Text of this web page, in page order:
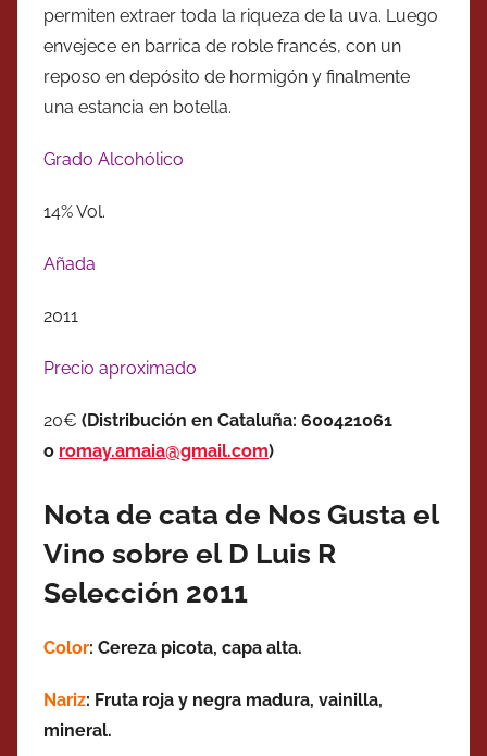
permiten extraer toda la riqueza de la uva. Luego
envejece en barrica de roble francés, con un
reposo en depósito de hormigón y finalmente
una estancia en botella.
Grado Alcohólico
14% Vol.
Añada
2011
Precio aproximado
20€ (Distribución en Cataluña: 600421061
o romay.amaia@gmail.com)
Nota de cata de Nos Gusta el
Vino sobre el D Luis R
Selección 2011
Color: Cereza picota, capa alta.
Nariz: Fruta roja y negra madura, vainilla,
mineral.